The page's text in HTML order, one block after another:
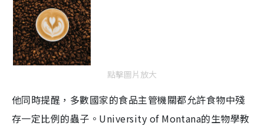
點擊圖片放大
他同時提醒，多數國家的食品主管機關都允許食物中殘
存一定比例的蟲子。University of Montana的生物學教